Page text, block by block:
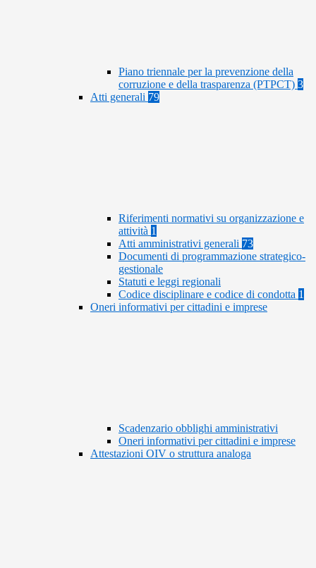
Piano triennale per la prevenzione della
corruzione e della trasparenza (PTPCT) 3
Atti generali 79
Riferimenti normativi su organizzazione e
attività 1
Atti amministrativi generali 73
Documenti di programmazione strategico-
gestionale
Statuti e leggi regionali
Codice disciplinare e codice di condotta 1
Oneri informativi per cittadini e imprese
Scadenzario obblighi amministrativi
Oneri informativi per cittadini e imprese
Attestazioni OIV o struttura analoga